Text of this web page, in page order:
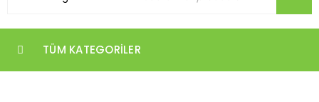
TÜM KATEGORILER